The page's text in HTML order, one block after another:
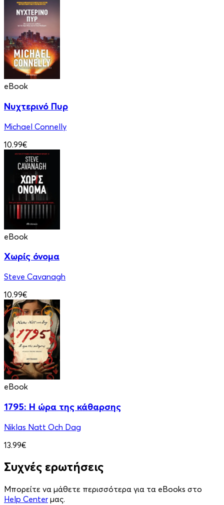
eBook
Νυχτερινό Πυρ
Michael Connelly
10.99€
eBook
Χωρίς όνομα
Steve Cavanagh
10.99€
eBook
1795: Η ώρα της κάθαρσης
Niklas Natt Och Dag
13.99€
Συχνές ερωτήσεις
Μπορείτε να μάθετε περισσότερα για τα eBooks στο
Help Center μας.